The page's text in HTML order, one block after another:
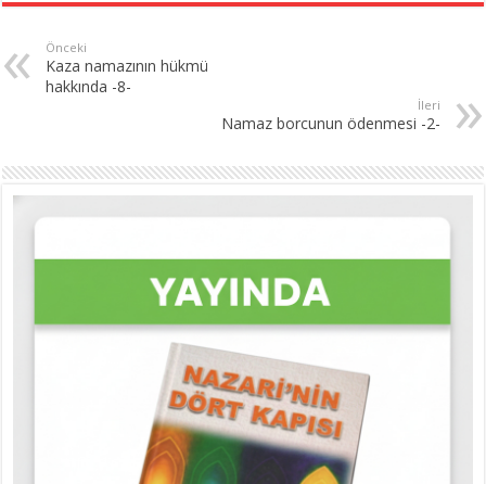
Önceki
Kaza namazının hükmü
hakkında -8-
İleri
Namaz borcunun ödenmesi -2-